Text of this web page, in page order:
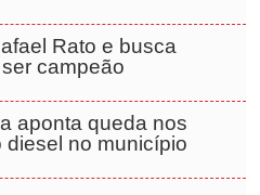
Rato e busca
campeão
aponta queda nos
diesel no município